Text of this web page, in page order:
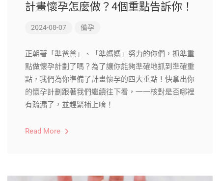
計畫懷孕怎麼做？4個重點告訴你！
2024-08-07 備孕
正朝著「準爸爸」、「準媽媽」努力的你們，抓準重
點做懷孕計劃了嗎？為了讓你能夠準確地抓到準確重
點，我們為你準備了計畫懷孕的四大重點！快拿出你
的懷孕計劃跟著我們繼續往下看，一一核對是否哪裡
有疏漏了，並趕緊補上唷！
Read More